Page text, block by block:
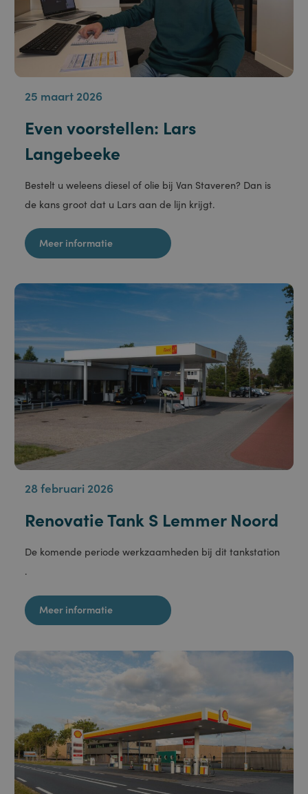
25 maart 2026
Even voorstellen: Lars
Langebeeke
Bestelt u weleens diesel of olie bij Van Staveren? Dan is
de kans groot dat u Lars aan de lijn krijgt.
Meer informatie
28 februari 2026
Renovatie Tank S Lemmer Noord
De komende periode werkzaamheden bij dit tankstation
Meer informatie